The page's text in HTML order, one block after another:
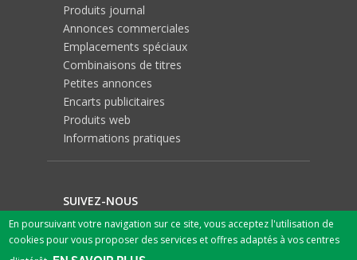
Produits journal
Annonces commerciales
Emplacements spéciaux
Combinaisons de titres
Petites annonces
Encarts publicitaires
Produits web
Informations pratiques
SUIVEZ-NOUS
En poursuivant votre navigation sur ce site, vous acceptez l'utilisation de
cookies pour vous proposer des services et offres adaptés à vos centres